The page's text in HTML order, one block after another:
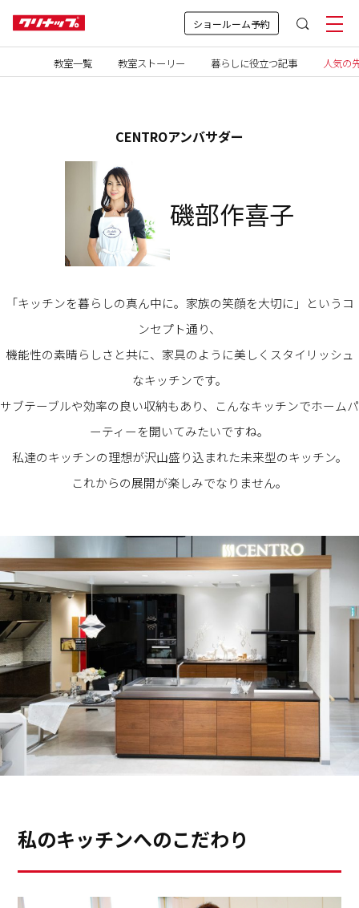
ショールーム予約
CENTROアンバサダー
教室一覧 教室ストーリー 暮らしに役立つ記事 人気の
磯部作喜子
「キッチンを暮らしの真ん中に。家族の笑顔を大切に」というコ
ンセプト通り、
機能性の素晴らしさと共に、家具のように美しくスタイリッシュ
なキッチンです。
サブテーブルや効率の良い収納もあり、こんなキッチンでホームパ
ーティーを開いてみたいですね。
私達のキッチンの理想が沢山盛り込まれた未来型のキッチン。
これからの展開が楽しみでなりません。
私のキッチンへのこだわり